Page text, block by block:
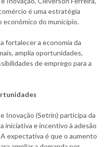
é uma estratégia
do município.
fortalecer a economia da
amplia oportunidades,
de emprego para a
Inovação (Setrin) participa da
iniciativa e incentivo à adesão
expectativa é que o aumento